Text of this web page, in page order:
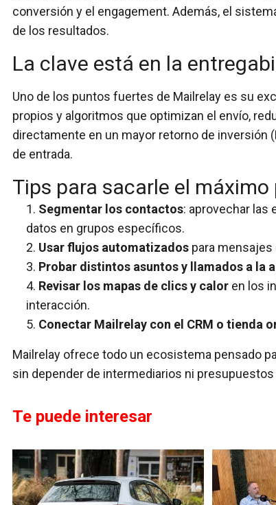
conversión y el engagement. Además, el
de los resultados.
La clave está en la
Uno de los puntos fuertes de Mailrelay es su
propios y algoritmos que optimizan el envío,
directamente en un mayor retorno de inversión
de entrada.
Tips para sacarle el máximo
Segmentar los contactos: aprovechar las
datos en grupos específicos.
Usar flujos automatizados para
Probar distintos asuntos y llamados a la
Revisar los mapas de clics y calor en los
interacción.
Conectar Mailrelay con el CRM o tienda
Mailrelay ofrece todo un ecosistema pensado
sin depender de intermediarios ni
Te puede interesar